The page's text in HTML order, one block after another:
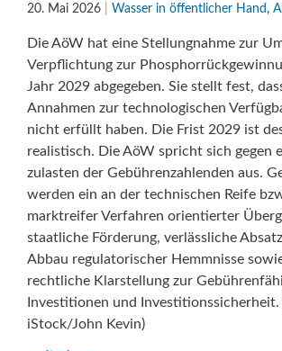
20. Mai 2026 Wasser in öffentlicher Hand ,
Die AöW hat eine Stellungnahme zur
Verpflichtung zur
Jahr 2029 abgegeben. Sie stellt fest,
Annahmen zur technologischen
nicht erfüllt haben. Die Frist 2029 ist
realistisch. Die AöW spricht sich gegen
zulasten der Gebührenzahlenden aus.
werden ein an der technischen Reife
marktreifer Verfahren orientierter
staatliche Förderung, verlässliche
Abbau regulatorischer Hemmnisse
rechtliche Klarstellung zur
Investitionen und Investitionssicherheit.
iStock/John Kevin)